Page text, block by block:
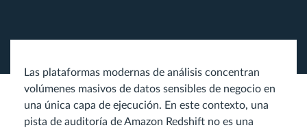
Las plataformas modernas de análisis concentran
volúmenes masivos de datos sensibles de negocio en
una única capa de ejecución. En este contexto, una
pista de auditoría de Amazon Redshift no es una